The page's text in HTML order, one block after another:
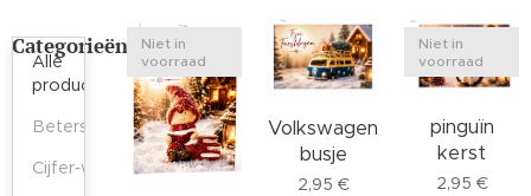
Categorieën
Alle
producten
Beterschapskaarten
Cijfer‑wenskaarten
Niet in
voorraad
Volkswagen
busje
2,95 €
pinguïn
kerst
Niet in
voorraad
2,95 €